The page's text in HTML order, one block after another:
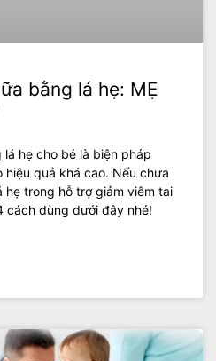
bằng lá hẹ: MẸ
hẹ cho bé là biện pháp
quả khá cao. Nếu chưa
hẹ trong hỗ trợ giảm viêm tai
cách dùng dưới đây nhé!